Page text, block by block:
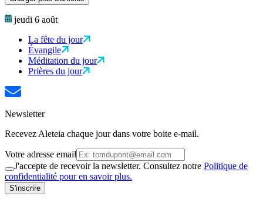
jeudi 6 août
La fête du jour
Évangile
Méditation du jour
Prières du jour
Newsletter
Recevez Aleteia chaque jour dans votre boite e-mail.
Votre adresse email
J'accepte de recevoir la newsletter. Consultez notre Politique de
confidentialité pour en savoir plus.
S'inscrire